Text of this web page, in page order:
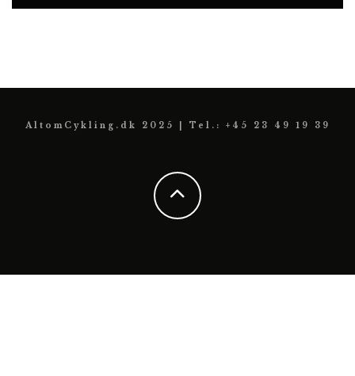
AltomCykling.dk 2025 | Tel.: +45 23 49 19 39